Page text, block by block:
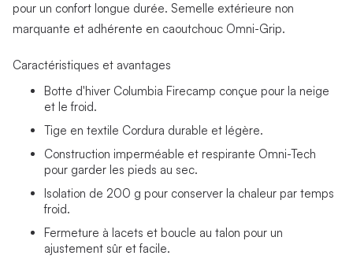
pour un confort longue durée. Semelle extérieure non
marquante et adhérente en caoutchouc Omni-Grip.
Caractéristiques et avantages
Botte d'hiver Columbia Firecamp conçue pour la neige
et le froid.
Tige en textile Cordura durable et légère.
Construction imperméable et respirante Omni-Tech
pour garder les pieds au sec.
Isolation de 200 g pour conserver la chaleur par temps
froid.
Fermeture à lacets et boucle au talon pour un
ajustement sûr et facile.